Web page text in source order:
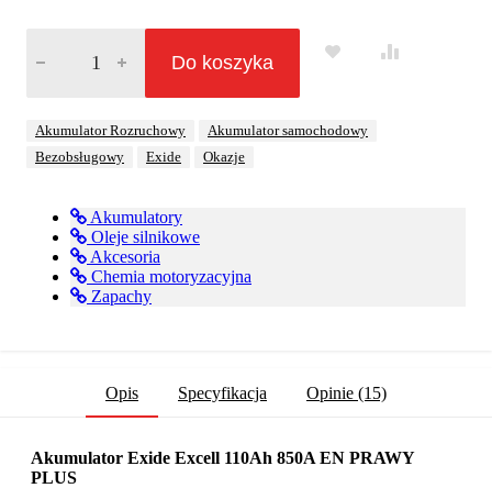
Akumulator Exide Excell 110Ah 850A EB1100 EN PRAWY
Do koszyka
Akumulator Rozruchowy
Akumulator samochodowy
Bezobsługowy
Exide Okazje
Akumulatory
Oleje silnikowe
Akcesoria
Chemia motoryzacyjna
Zapachy
Opis Specyfikacja Opinie (15)
Akumulator Exide Excell 110Ah 850A EN PRAWY
PLUS